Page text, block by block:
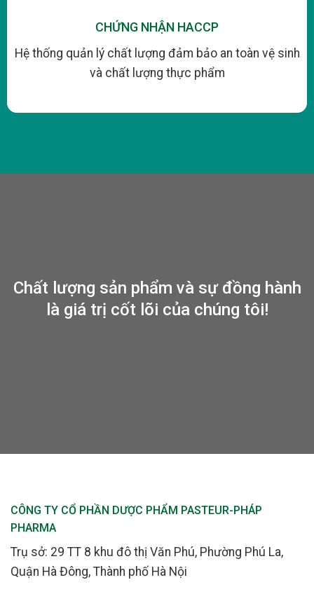
CHỨNG NHẬN HACCP
Hệ thống quản lý chất lượng đảm bảo an toàn vệ sinh
và chất lượng thực phẩm
Chất lượng sản phẩm và sự đồng hành
là giá trị cốt lõi của chúng tôi!
CÔNG TY CỔ PHẦN DƯỢC PHẨM PASTEUR-PHÁP
PHARMA
Trụ sở: 29 TT 8 khu đô thị Văn Phú, Phường Phú La,
Quận Hà Đông, Thành phố Hà Nội